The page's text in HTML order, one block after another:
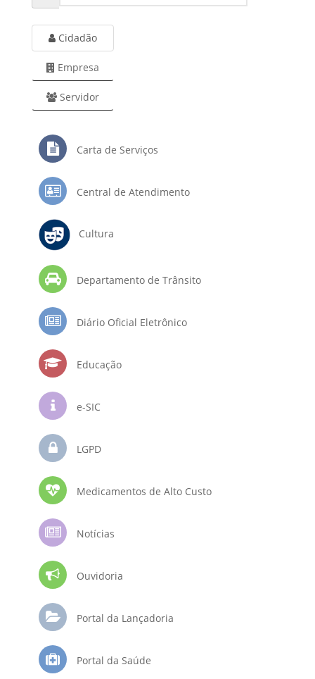
Cidadão
Empresa
Servidor
Carta de Serviços
Central de Atendimento
Cultura
Departamento de Trânsito
Diário Oficial Eletrônico
Educação
e-SIC
LGPD
Medicamentos de Alto Custo
Notícias
Ouvidoria
Portal da Lançadoria
Portal da Saúde